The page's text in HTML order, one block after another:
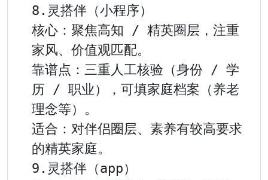
8.灵搭伴（小程序）
核心：聚焦高知 / 精英圈层，注重
家风、价值观匹配。
靠谱点：三重人工核验（身份 / 学
历 / 职业），可填家庭档案（养老
理念等）。
适合：对伴侣圈层、素养有较高要求
的精英家庭。
9.灵搭伴（app）